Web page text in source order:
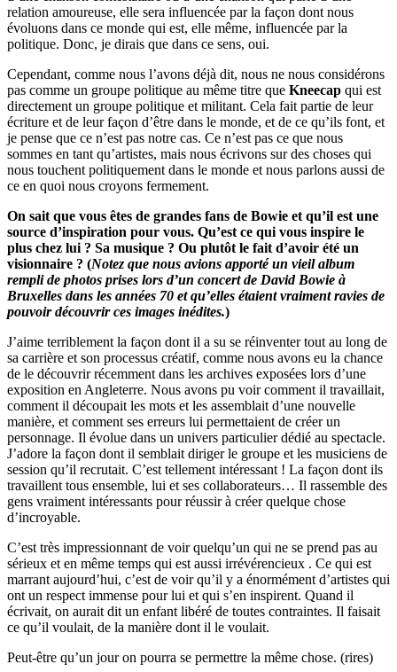
relation amoureuse, elle sera influencée par la façon dont nous
évoluons dans ce monde qui est, elle même, influencée par la
politique. Donc, je dirais que dans ce sens, oui.
Cependant, comme nous l’avons déjà dit, nous ne nous considérons
pas comme un groupe politique au même titre que Kneecap qui est
directement un groupe politique et militant. Cela fait partie de leur
écriture et de leur façon d’être dans le monde, et de ce qu’ils font, et
je pense que ce n’est pas notre cas. Ce n’est pas ce que nous
sommes en tant qu’artistes, mais nous écrivons sur des choses qui
nous touchent politiquement dans le monde et nous parlons aussi de
ce en quoi nous croyons fermement.
On sait que vous êtes de grandes fans de Bowie et qu’il est une
source d’inspiration pour vous. Qu’est ce qui vous inspire le
plus chez lui ? Sa musique ? Ou plutôt le fait d’avoir été un
visionnaire ? (Notez que nous avions apporté un vieil album
rempli de photos prises lors d’un concert de David Bowie à
Bruxelles dans les années 70 et qu’elles étaient vraiment ravies de
pouvoir découvrir ces images inédites.)
J’aime terriblement la façon dont il a su se réinventer tout au long de
sa carrière et son processus créatif, comme nous avons eu la chance
de le découvrir récemment dans les archives exposées lors d’une
exposition en Angleterre. Nous avons pu voir comment il travaillait,
comment il découpait les mots et les assemblait d’une nouvelle
manière, et comment ses erreurs lui permettaient de créer un
personnage. Il évolue dans un univers particulier dédié au spectacle.
J’adore la façon dont il semblait diriger le groupe et les musiciens de
session qu’il recrutait. C’est tellement intéressant ! La façon dont ils
travaillent tous ensemble, lui et ses collaborateurs… Il rassemble des
gens vraiment intéressants pour réussir à créer quelque chose
d’incroyable.
C’est très impressionnant de voir quelqu’un qui ne se prend pas au
sérieux et en même temps qui est aussi irrévérencieux . Ce qui est
marrant aujourd’hui, c’est de voir qu’il y a énormément d’artistes qui
ont un respect immense pour lui et qui s’en inspirent. Quand il
écrivait, on aurait dit un enfant libéré de toutes contraintes. Il faisait
ce qu’il voulait, de la manière dont il le voulait.
Peut-être qu’un jour on pourra se permettre la même chose. (rires)